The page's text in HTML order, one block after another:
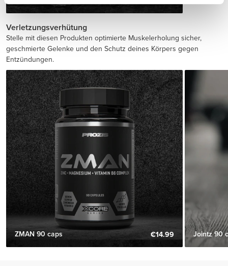
Verletzungsverhütung
Stelle mit diesen Produkten optimierte Muskelerholung sicher,
geschmierte Gelenke und den Schutz deines Körpers gegen
Entzündungen.
ZMAN 90 caps €14.99 Jointz 90